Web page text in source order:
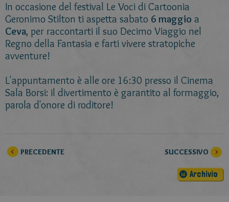
In occasione del festival Le Voci di Cartoonia
Geronimo Stilton ti aspetta sabato 6 maggio a
Ceva, per raccontarti il suo Decimo Viaggio nel
Regno della Fantasia e farti vivere stratopiche
avventure!
L'appuntamento è alle ore 16:30 presso il Cinema
Sala Borsi: il divertimento è garantito al formaggio,
parola d'onore di roditore!
PRECEDENTE SUCCESSIVO
Archivio